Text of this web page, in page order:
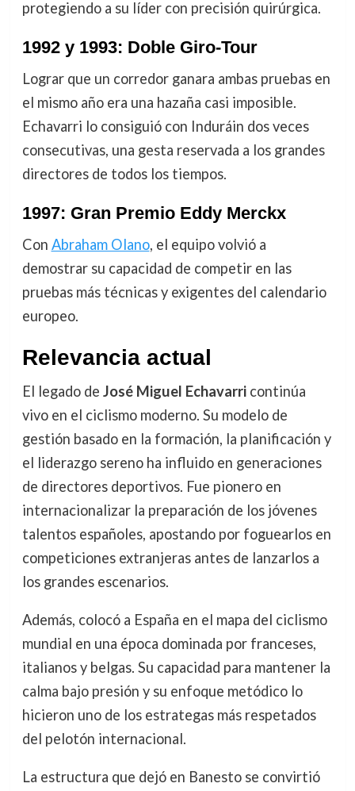
protegiendo a su líder con precisión quirúrgica.
1992 y 1993: Doble Giro-Tour
Lograr que un corredor ganara ambas pruebas en
el mismo año era una hazaña casi imposible.
Echavarri lo consiguió con Induráin dos veces
consecutivas, una gesta reservada a los grandes
directores de todos los tiempos.
1997: Gran Premio Eddy Merckx
Con Abraham Olano, el equipo volvió a
demostrar su capacidad de competir en las
pruebas más técnicas y exigentes del calendario
europeo.
Relevancia actual
El legado de José Miguel Echavarricontinúa
vivo en el ciclismo moderno. Su modelo de
gestión basado en la formación, la planificación y
el liderazgo sereno ha influido en generaciones
de directores deportivos. Fue pionero en
internacionalizar la preparación de los jóvenes
talentos españoles, apostando por foguearlos en
competiciones extranjeras antes de lanzarlos a
los grandes escenarios.
Además, colocó a España en el mapa del ciclismo
mundial en una época dominada por franceses,
italianos y belgas. Su capacidad para mantener la
calma bajo presión y su enfoque metódico lo
hicieron uno de los estrategas más respetados
del pelotón internacional.
La estructura que dejó en Banesto se convirtió